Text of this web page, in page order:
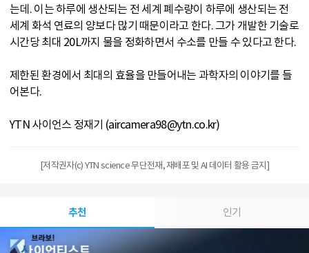
는데. 이는 하루에 생산되는 전 세계 폐수량이 하루에 생산되는 전
세계 화석 연료의 양보다 많기 때문이라고 한다. 그가 개발한 기술로
시간당 최대 20L까지 물을 정화하면서 수소를 만들 수 있다고 한다.
제한된 환경에서 최대의 효율을 만들어내는 과학자의 이야기를 들
어본다.
YTN 사이언스 정재기 (aircamera98@ytn.co.kr)
[저작권자(c) YTN science 무단전재, 재배포 및 AI 데이터 활용 금지]
추천 인기